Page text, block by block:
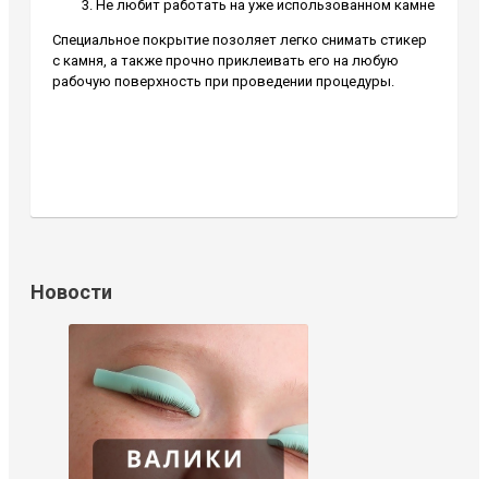
Не любит работать на уже использованном камне
Специальное покрытие позоляет легко снимать стикер
с камня, а также прочно приклеивать его на любую
рабочую поверхность при проведении процедуры.
Новости